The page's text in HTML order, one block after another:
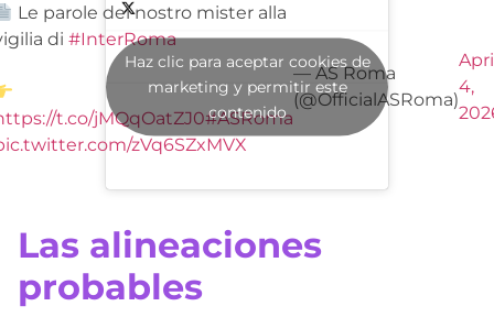
Le parole del nostro mister alla
di #InterRoma
t.co/jMQqOatZJ0#ASRoma
zVq6SZxMVX
— AS Roma
(@OfficialASRoma)
4,
Haz clic para aceptar cookies de
marketing y permitir este
contenido
Las alineaciones
probables